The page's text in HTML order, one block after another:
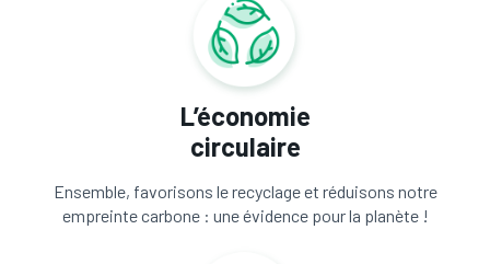
L’économie
circulaire
Ensemble, favorisons le recyclage et réduisons notre
empreinte carbone : une évidence pour la planète !